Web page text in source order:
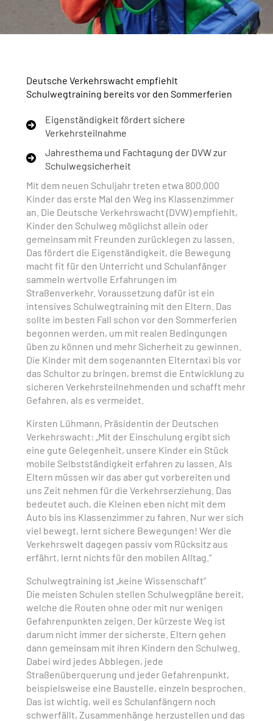
Deutsche Verkehrswacht empfiehlt
Schulwegtraining bereits vor den Sommerferien
Eigenständigkeit fördert sichere
Verkehrsteilnahme
Jahresthema und Fachtagung der DVW zur
Schulwegsicherheit
Mit dem neuen Schuljahr treten etwa 800.000
Kinder das erste Mal den Weg ins Klassenzimmer
an. Die Deutsche Verkehrswacht (DVW) empfiehlt,
Kinder den Schulweg möglichst allein oder
gemeinsam mit Freunden zurücklegen zu lassen.
Das fördert die Eigenständigkeit, die Bewegung
macht fit für den Unterricht und Schulanfänger
sammeln wertvolle Erfahrungen im
Straßenverkehr. Voraussetzung dafür ist ein
intensives Schulwegtraining mit den Eltern. Das
sollte im besten Fall schon vor den Sommerferien
begonnen werden, um mit realen Bedingungen
üben zu können und mehr Sicherheit zu gewinnen.
Die Kinder mit dem sogenannten Elterntaxi bis vor
das Schultor zu bringen, bremst die Entwicklung zu
sicheren Verkehrsteilnehmenden und schafft mehr
Gefahren, als es vermeidet.
Kirsten Lühmann, Präsidentin der Deutschen
Verkehrswacht: „Mit der Einschulung ergibt sich
eine gute Gelegenheit, unsere Kinder ein Stück
mobile Selbstständigkeit erfahren zu lassen. Als
Eltern müssen wir das aber gut vorbereiten und
uns Zeit nehmen für die Verkehrserziehung. Das
bedeutet auch, die Kleinen eben nicht mit dem
Auto bis ins Klassenzimmer zu fahren. Nur wer sich
viel bewegt, lernt sichere Bewegungen! Wer die
Verkehrswelt dagegen passiv vom Rücksitz aus
erfährt, lernt nichts für den mobilen Alltag.“
Schulwegtraining ist „keine Wissenschaft“
Die meisten Schulen stellen Schulwegpläne bereit,
welche die Routen ohne oder mit nur wenigen
Gefahrenpunkten zeigen. Der kürzeste Weg ist
darum nicht immer der sicherste. Eltern gehen
dann gemeinsam mit ihren Kindern den Schulweg.
Dabei wird jedes Abbiegen, jede
Straßenüberquerung und jeder Gefahrenpunkt,
beispielsweise eine Baustelle, einzeln besprochen.
Das ist wichtig, weil es Schulanfängern noch
schwerfällt, Zusammenhänge herzustellen und das